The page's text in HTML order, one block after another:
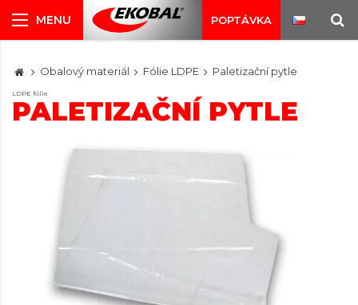
POPTÁVKA
Obalový materiál Fólie LDPE Paletizační pytle
LDPE fólie
PALETIZAČNÍ PYTLE